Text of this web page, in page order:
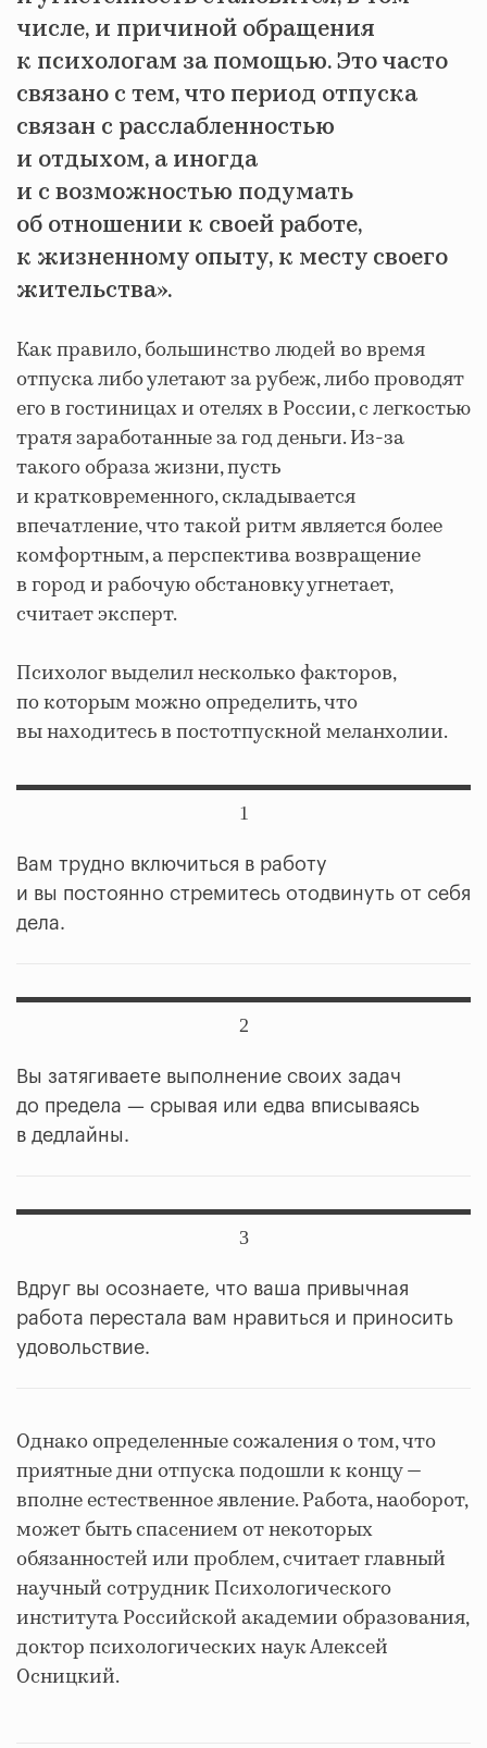
числе, и причиной обращения
к психологам за помощью. Это часто
связано с тем, что период отпуска
связан с расслабленностью
и отдыхом, а иногда
и с возможностью подумать
об отношении к своей работе,
к жизненному опыту, к месту своего
жительства».
Как правило, большинство людей во время
отпуска либо улетают за рубеж, либо проводят
его в гостиницах и отелях в России, с легкостью
тратя заработанные за год деньги. Из-за
такого образа жизни, пусть
и кратковременного, складывается
впечатление, что такой ритм является более
комфортным, а перспектива возвращение
в город и рабочую обстановку угнетает,
считает эксперт.
Психолог выделил несколько факторов,
по которым можно определить, что
вы находитесь в постотпускной меланхолии.
1
Вам трудно включиться в работу
и вы постоянно стремитесь отодвинуть от себя
дела.
2
Вы затягиваете выполнение своих задач
до предела — срывая или едва вписываясь
в дедлайны.
3
Вдруг вы осознаете, что ваша привычная
работа перестала вам нравиться и приносить
удовольствие.
Однако определенные сожаления о том, что
приятные дни отпуска подошли к концу —
вполне естественное явление. Работа, наоборот,
может быть спасением от некоторых
обязанностей или проблем, считает главный
научный сотрудник Психологического
института Российской академии образования,
доктор психологических наук Алексей
Осницкий.